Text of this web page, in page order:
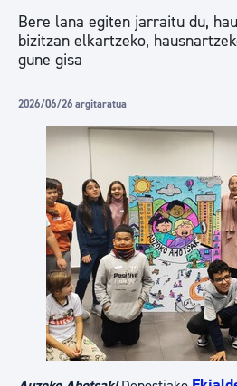
Bere lana egiten jarraitu du,
bizitzan elkartzeko,
gune gisa
2026/06/26 argitaratua